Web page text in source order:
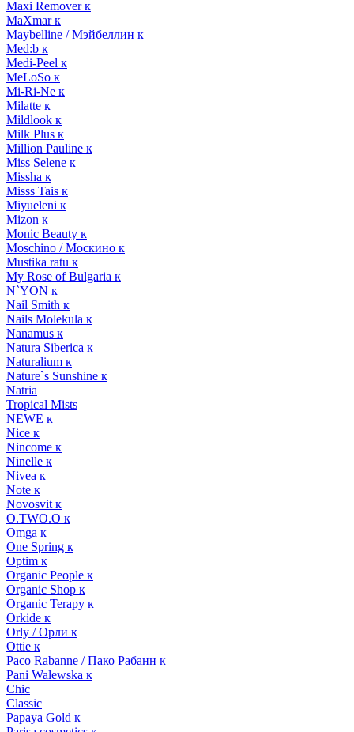
Maxi Remover к
MaXmar к
Maybelline / Мэйбеллин к
Med:b к
Medi-Peel к
MeLoSo к
Mi-Ri-Ne к
Milatte к
Mildlook к
Milk Plus к
Million Pauline к
Miss Selene к
Missha к
Misss Tais к
Miyueleni к
Mizon к
Monic Beauty к
Moschino / Москино к
Mustika ratu к
My Rose of Bulgaria к
N`YON к
Nail Smith к
Nails Molekula к
Nanamus к
Natura Siberica к
Naturalium к
Nature`s Sunshine к
Natria
Tropical Mists
NEWE к
Nice к
Nincome к
Ninelle к
Nivea к
Note к
Novosvit к
O.TWO.O к
Omga к
One Spring к
Optim к
Organic People к
Organic Shop к
Organic Terapy к
Orkide к
Orly / Орли к
Ottie к
Paco Rabanne / Пако Рабанн к
Pani Walewska к
Chic
Classic
Papaya Gold к